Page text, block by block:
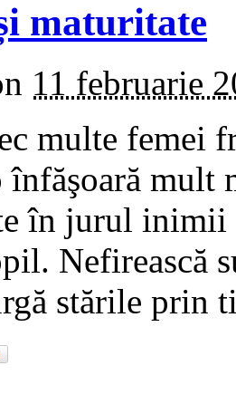
maturitate
11 februarie
multe femei
înfăşoară mult
în jurul inimii
Nefirească
stările prin